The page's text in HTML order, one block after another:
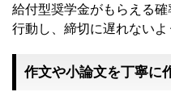
給付型奨学金がもらえる
行動し、締切に遅れないよ
作文や小論文を丁寧に